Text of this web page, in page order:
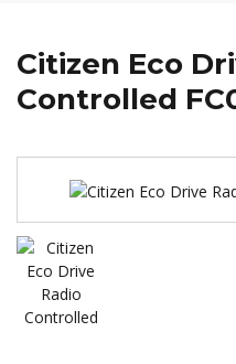
Citizen Eco
Controlled